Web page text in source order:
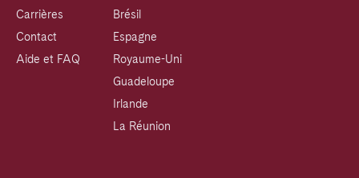
Carrières
Contact
Aide et FAQ
Brésil
Espagne
Royaume-Uni
Guadeloupe
Irlande
La Réunion